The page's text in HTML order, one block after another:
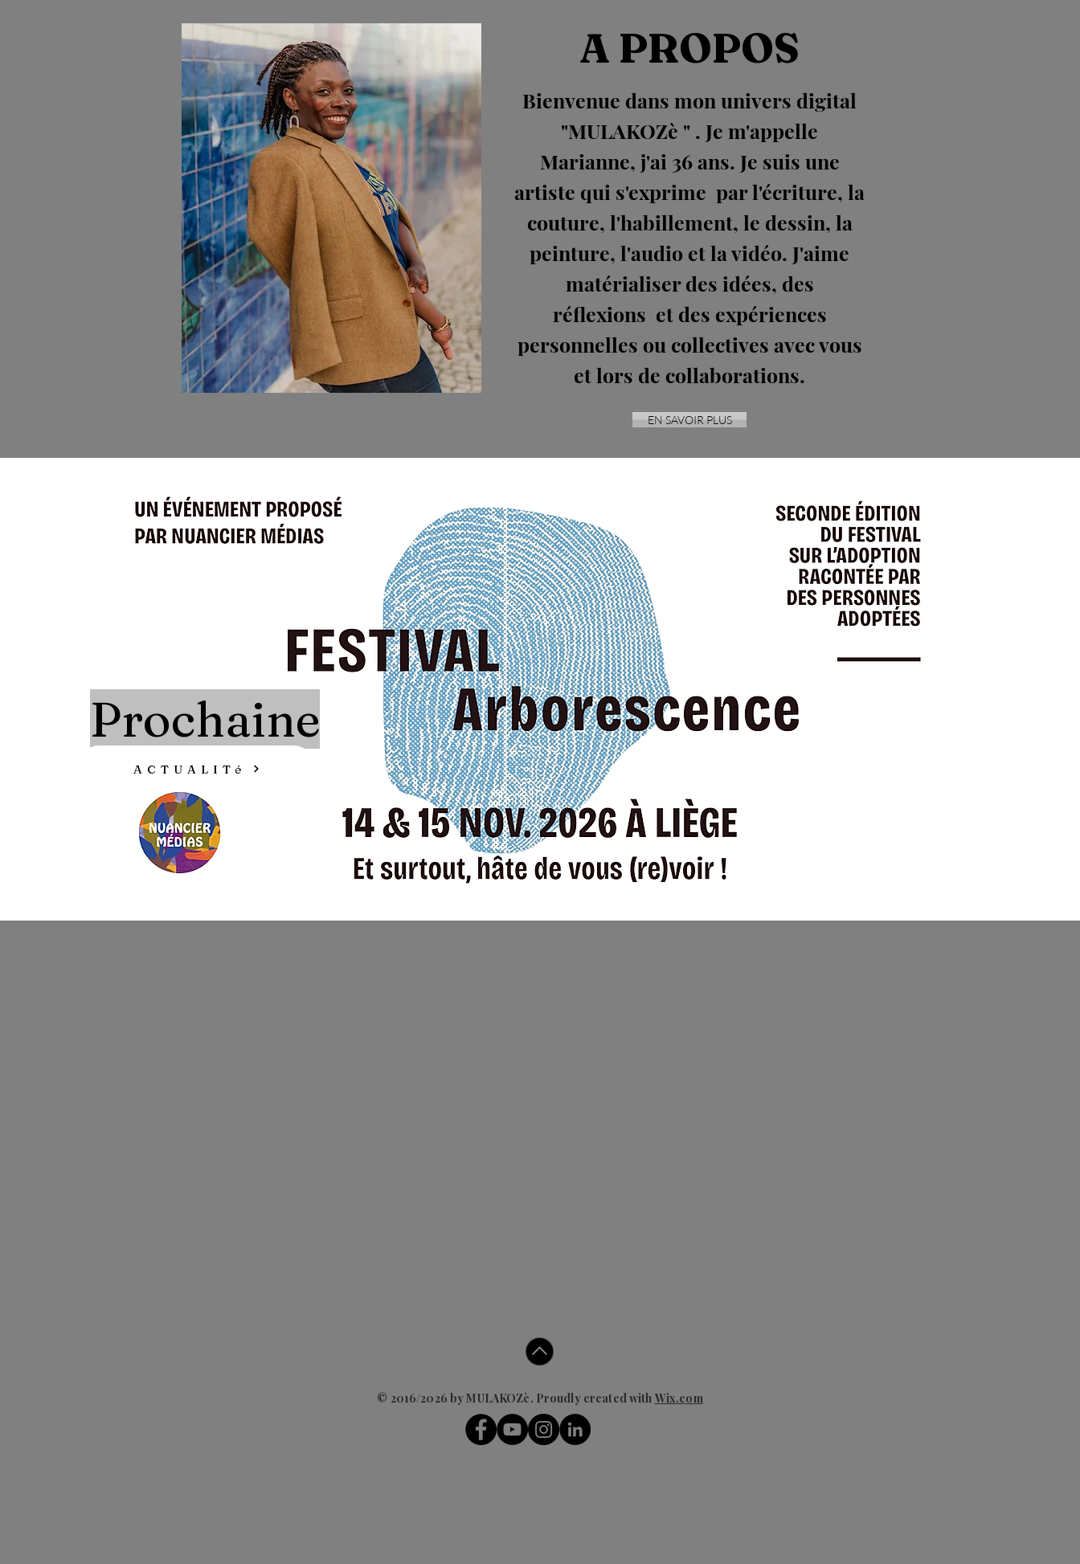
A PROPOS
Bienvenue dans mon univers digital
"MULAKOZè " . Je m'appelle
Marianne, j'ai 36 ans. Je suis une
artiste qui s'exprime par l'écriture, la
couture, l'habillement, le dessin, la
peinture, l'audio et la vidéo. J'aime
matérialiser des idées, des
réflexions et des expériences
personnelles ou collectives avec vous
et lors de collaborations.
EN SAVOIR PLUS
Prochaine
ACTUALITé
© 2016/2026 by MULAKOZè. Proudly created with Wix.com